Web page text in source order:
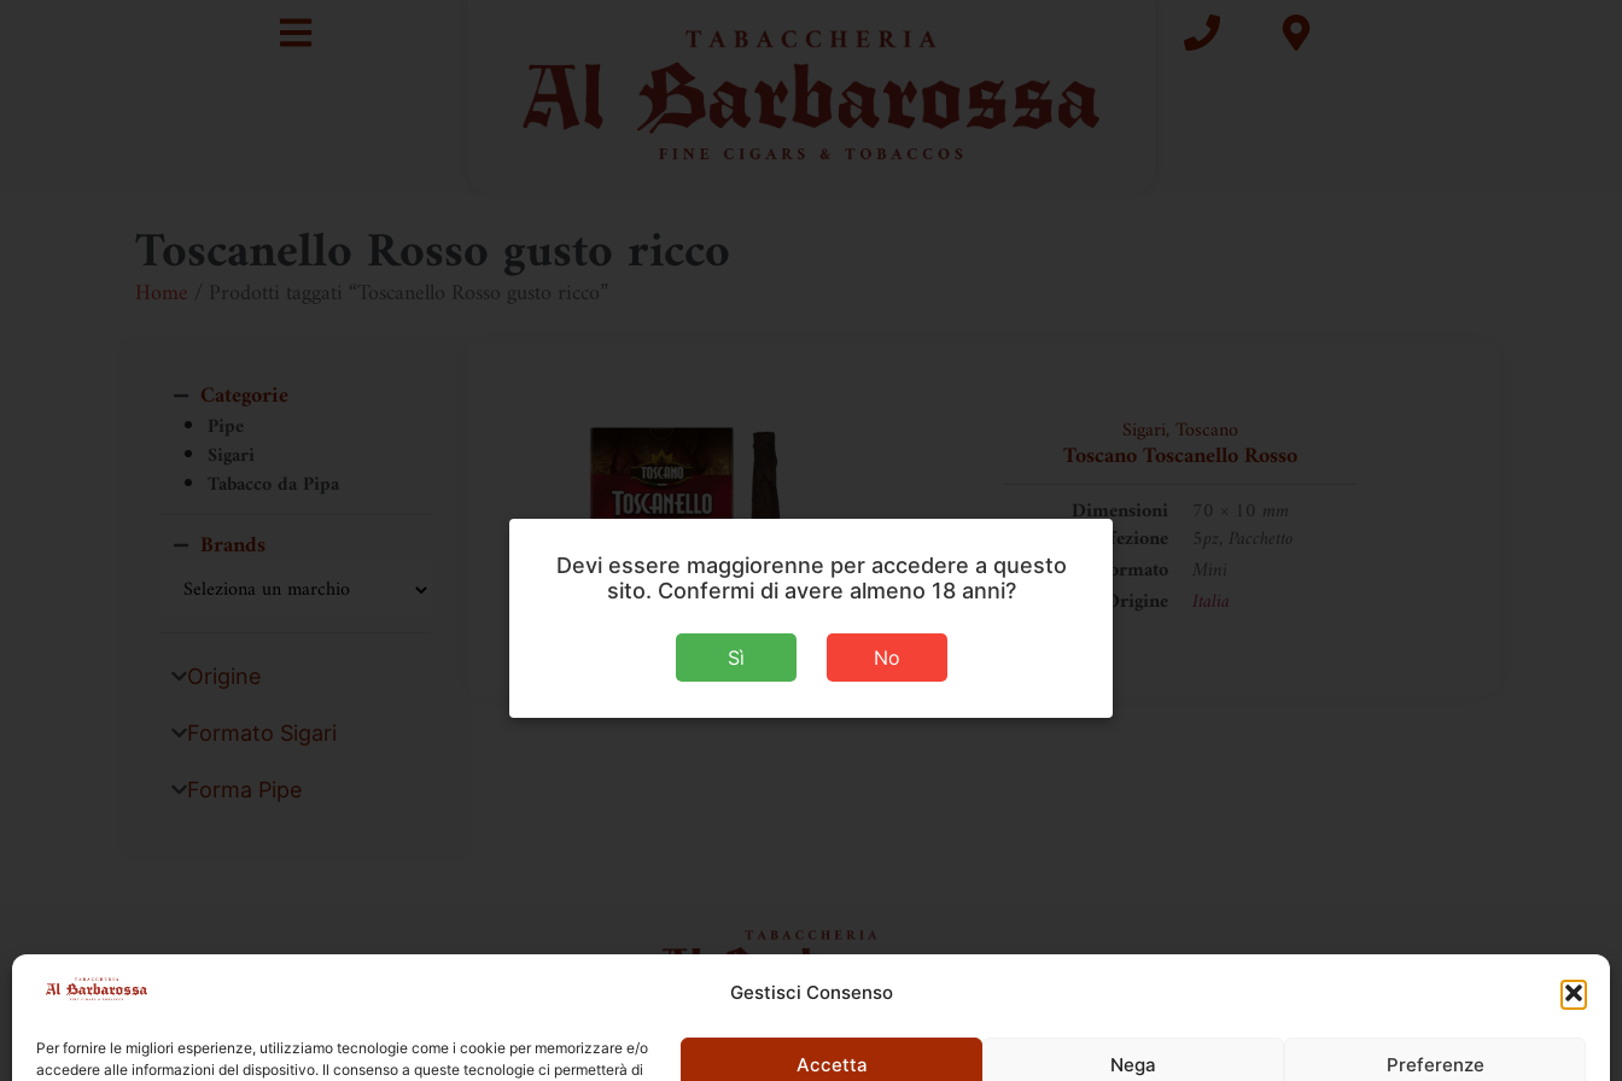
Gestisci Consenso
Per fornire le migliori esperienze, utilizziamo tecnologie come i cookie per memorizzare e/o
accedere alle informazioni del dispositivo. Il consenso a queste tecnologie ci permetterà di
Accetta Nega Preferenze
Toscanello Rosso gusto ricco
Home / Prodotti taggati “Toscanello Rosso gusto ricco”
Categorie
Pipe
Sigari
Tabacco da Pipa
Brands
Origine
Formato Sigari
Forma Pipe
Sigari, Toscano
Toscano Toscanello Rosso
Dimensioni
70 × 10 mm
Confezione
5pz, Pacchetto
Formato
Mini
Origine
Italia
C.so E. Archinti, 1 - 26900 Lodi
P.Iva 09159210963
Devi essere maggiorenne per accedere a questo
sito. Confermi di avere almeno 18 anni?
Sì No